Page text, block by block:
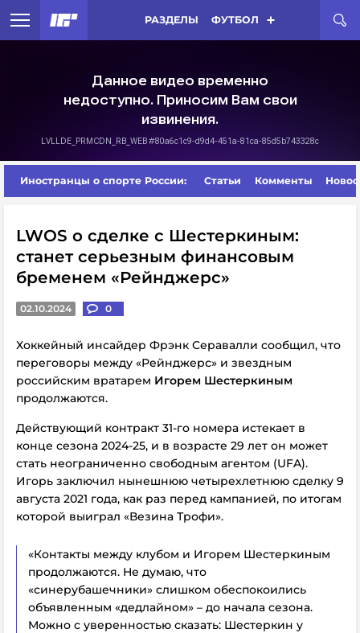
РАЗДЕЛЫ ФУТБОЛ
Иностранцы о спорте России: Статьи Комменты
LWOS о сделке с Шестеркиным:
станет серьезным финансовым
бременем «Рейнджерс»
02.10.2024 0
Хоккейный инсайдер Фрэнк Серавалли сообщил, что
переговоры между «Рейнджерс» и звездным
российским вратарем Игорем Шестеркиным
продолжаются.
Действующий контракт 31-го номера истекает в
конце сезона 2024-25, и в возрасте 29 лет он может
стать неограниченно свободным агентом (UFA).
Игорь заключил нынешнюю четырехлетнюю сделку 9
августа 2021 года, как раз перед кампанией, по итогам
которой выиграл «Везина Трофи».
«Контакты между клубом и Игорем Шестеркиным
продолжаются. Не думаю, что
«синерубашечники» слишком обеспокоились
объявленным «дедлайном» – до начала сезона.
Можно с уверенностью сказать: Шестеркин у